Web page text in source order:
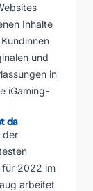
Inhalte
und
in
iGaming-
da
der
für 2022 im
arbeitet